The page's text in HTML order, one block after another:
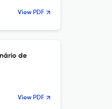
View PDF
de
View PDF